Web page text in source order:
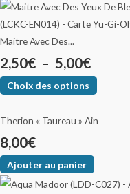
Maitre Avec Des...
2,50€ – 5,00€
Choix des options
Therion « Taureau » Ain
8,00€
Ajouter au panier